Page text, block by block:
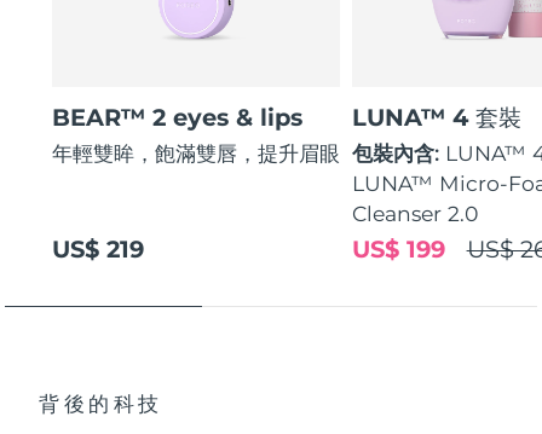
BEAR™ 2 eyes & lips
年輕雙眸，飽滿雙唇，提升眉眼
US$ 219
LUNA™ 4 套裝
包裝內含: LUNA™
LUNA™ Micro-
Cleanser 2.0
US$
US$ 199
背後的科技